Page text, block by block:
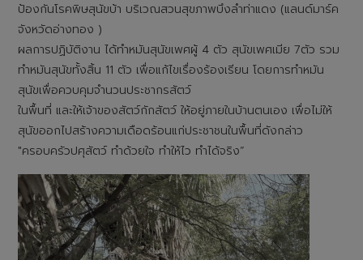
ป้องกันโรคพิษสุนัขบ้า บริเวณสวนสุขภาพบึงลำท่าแดง (แลนด์มาร์ค
จังหวัดอ่างทอง )
ผลการปฏิบัติงาน ได้ทำหมันสุนัขเพศผู้ 4 ตัว สุนัขเพศเมีย 7ตัว รวม
ทำหมันสุนัขทั้งสิ้น 11 ตัว เพื่อแก้ไขเรื่องร้องเรียน โดยการทำหมัน
สุนัขเพื่อควบคุมจำนวนประชากรสัตว์
ในพื้นที่ และให้เจ้าของสัตว์กักสัตว์ ให้อยู่ภายในบ้านตนเอง เพื่อไม่ให้
สุนัขออกไปสร้างความเดือดร้อนแก่ประชาชนในพื้นที่ดังกล่าว
"ครอบครัวปศุสัตว์ ทำด้วยใจ ทำให้ไว ทำได้จริง“